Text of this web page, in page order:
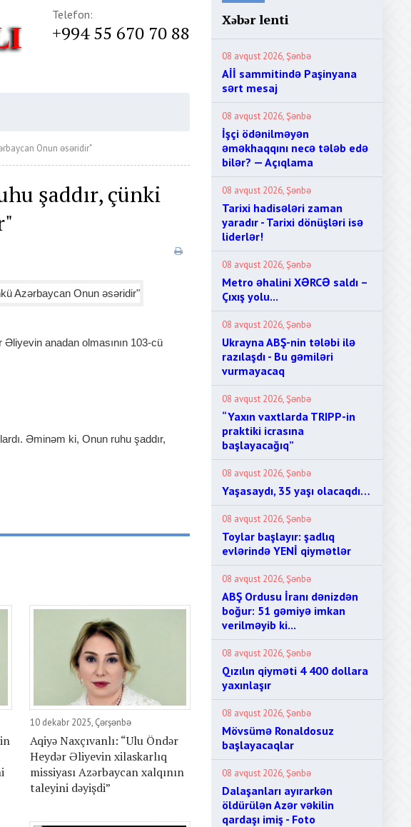
Telefon:
+994 55 670 70 88
Onun əsəridir"
şaddır, çünki
anadan olmasının 103-cü
Əminəm ki, Onun ruhu şaddır,
10 dekabr 2025, Çərşənbə
Aqiyə Naxçıvanlı: “Ulu Öndər
Heydər Əliyevin xilaskarlıq
missiyası Azərbaycan xalqının
taleyini dəyişdi”
Xəbər lenti
08 avqust 2026, Şənbə
Aİİ sammitində Paşinyana
sərt mesaj
08 avqust 2026, Şənbə
İşçi ödənilməyən
əməkhaqqını necə tələb edə
bilər? — Açıqlama
08 avqust 2026, Şənbə
Tarixi hadisələri zaman
yaradır - Tarixi dönüşləri isə
liderlər!
08 avqust 2026, Şənbə
Metro əhalini XƏRCƏ saldı –
Çıxış yolu...
08 avqust 2026, Şənbə
Ukrayna ABŞ-nin tələbi ilə
razılaşdı - Bu gəmiləri
vurmayacaq
08 avqust 2026, Şənbə
“Yaxın vaxtlarda TRIPP-in
praktiki icrasına
başlayacağıq”
08 avqust 2026, Şənbə
Yaşasaydı, 35 yaşı olacaqdı…
08 avqust 2026, Şənbə
Toylar başlayır: şadlıq
evlərində YENİ qiymətlər
08 avqust 2026, Şənbə
ABŞ Ordusu İranı dənizdən
boğur: 51 gəmiyə imkan
verilməyib ki...
08 avqust 2026, Şənbə
Qızılın qiyməti 4 400 dollara
yaxınlaşır
08 avqust 2026, Şənbə
Mövsümə Ronaldosuz
başlayacaqlar
08 avqust 2026, Şənbə
Dalaşanları ayırarkən
öldürülən Azər vəkilin
qardaşı imiş - Foto